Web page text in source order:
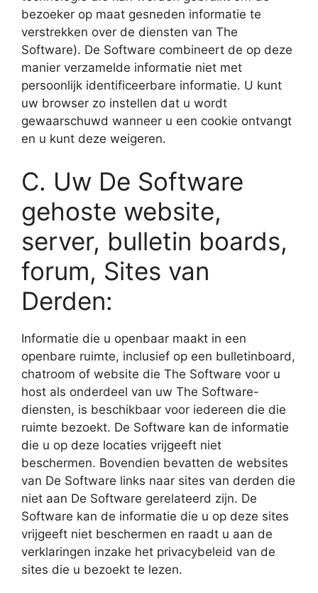
bezoeker op maat gesneden informatie te
verstrekken over de diensten van The
Software). De Software combineert de op deze
manier verzamelde informatie niet met
persoonlijk identificeerbare informatie. U kunt
uw browser zo instellen dat u wordt
gewaarschuwd wanneer u een cookie ontvangt
en u kunt deze weigeren.
C. Uw De Software
gehoste website,
server, bulletin boards,
forum, Sites van
Derden:
Informatie die u openbaar maakt in een
openbare ruimte, inclusief op een bulletinboard,
chatroom of website die The Software voor u
host als onderdeel van uw The Software-
diensten, is beschikbaar voor iedereen die die
ruimte bezoekt. De Software kan de informatie
die u op deze locaties vrijgeeft niet
beschermen. Bovendien bevatten de websites
van De Software links naar sites van derden die
niet aan De Software gerelateerd zijn. De
Software kan de informatie die u op deze sites
vrijgeeft niet beschermen en raadt u aan de
verklaringen inzake het privacybeleid van de
sites die u bezoekt te lezen.